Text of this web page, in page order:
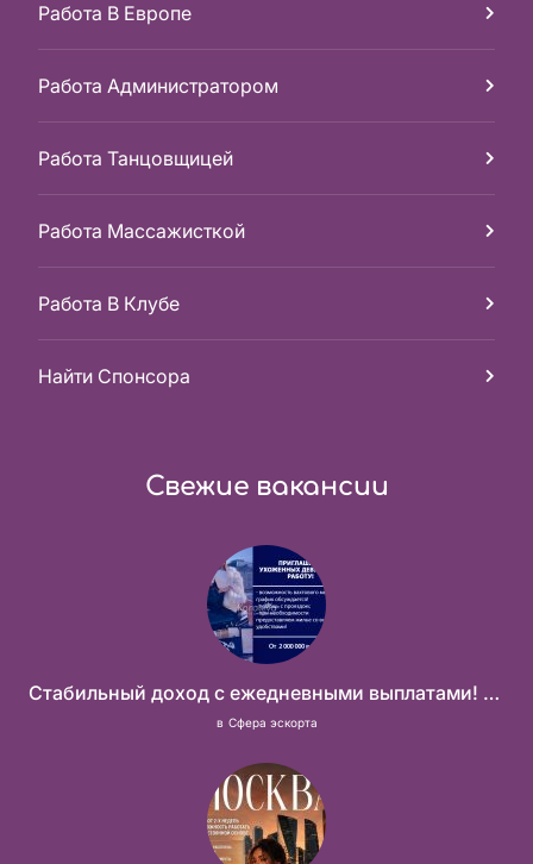
Работа В Европе
Работа Администратором
Работа Танцовщицей
Работа Массажисткой
Работа В Клубе
Найти Спонсора
Свежие вакансии
Стабильный доход с ежедневными выплатами! Без посредников
в Сфера эскорта